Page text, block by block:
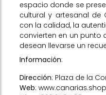
espacio donde se
cultural y artesanal de
con la calidad, la
convierten en un punto
desean llevarse un
Información:
Dirección: Plaza de la
Web: www.canarias.shop